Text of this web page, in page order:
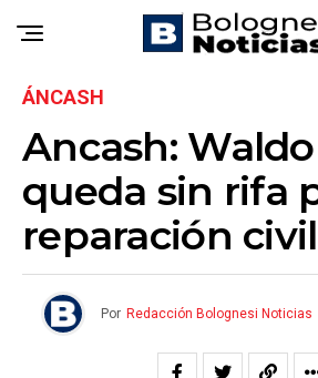
ÁNCASH
Ancash:
queda sin rifa
reparación civil
Por Redacción Bolognesi Noticias